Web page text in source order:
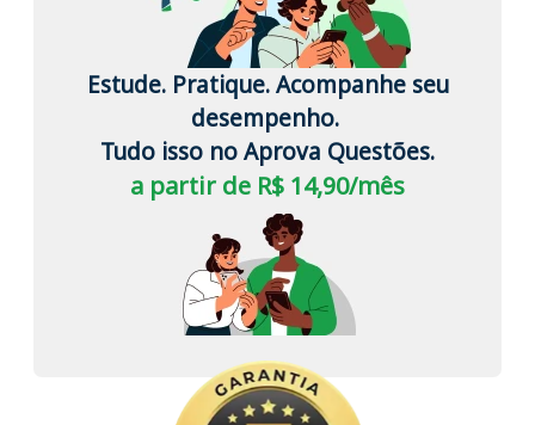
Estude. Pratique. Acompanhe seu
desempenho.
Tudo isso no Aprova Questões.
a partir de R$ 14,90/mês